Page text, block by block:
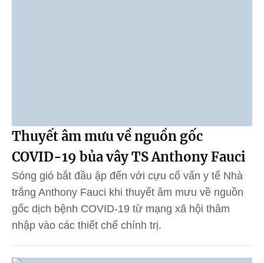
Thuyết âm mưu về nguồn gốc
COVID-19 bủa vây TS Anthony Fauci
Sóng gió bắt đầu ập đến với cựu cố vấn y tế Nhà
trắng Anthony Fauci khi thuyết âm mưu về nguồn
gốc dịch bệnh COVID-19 từ mạng xã hội thâm
nhập vào các thiết chế chính trị.